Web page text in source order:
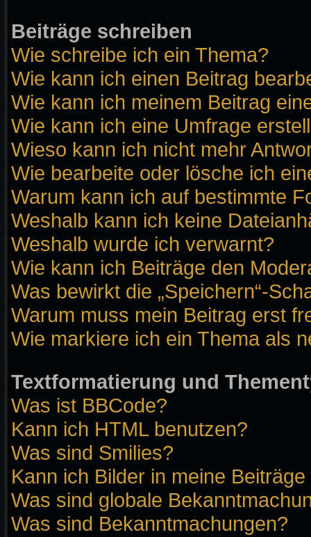
Beiträge schreiben
Wie schreibe ich ein Thema?
Wie kann ich einen Beitrag
Wie kann ich meinem Beitrag
Wie kann ich eine Umfrage
Wieso kann ich nicht mehr
Wie bearbeite oder lösche ich
Warum kann ich auf bestimmte
Weshalb kann ich keine
Weshalb wurde ich verwarnt?
Wie kann ich Beiträge den
Was bewirkt die „Speichern“-
Warum muss mein Beitrag erst
Wie markiere ich ein Thema als
Textformatierung und
Was ist BBCode?
Kann ich HTML benutzen?
Was sind Smilies?
Kann ich Bilder in meine
Was sind globale
Was sind Bekanntmachungen?